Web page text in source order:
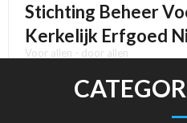
Stichting Beheer
Kerkelijk Erfgoed
Voor allen - door allen